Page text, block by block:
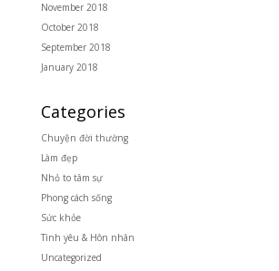
November 2018
October 2018
September 2018
January 2018
Categories
Chuyện đời thường
Làm đẹp
Nhỏ to tâm sự
Phong cách sống
Sức khỏe
Tình yêu & Hôn nhân
Uncategorized